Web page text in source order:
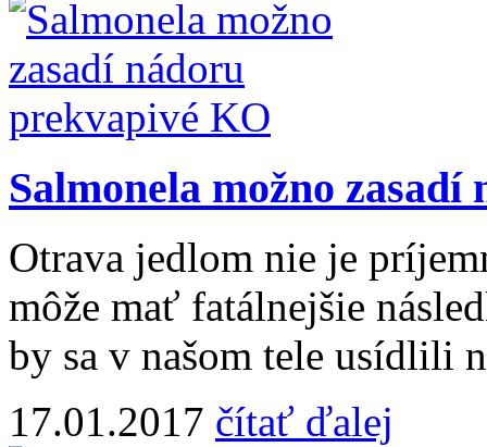
Salmonela možno
Otrava jedlom nie je
môže mať fatálnejšie
by sa v našom tele usídlili
17.01.2017 čítať ďalej